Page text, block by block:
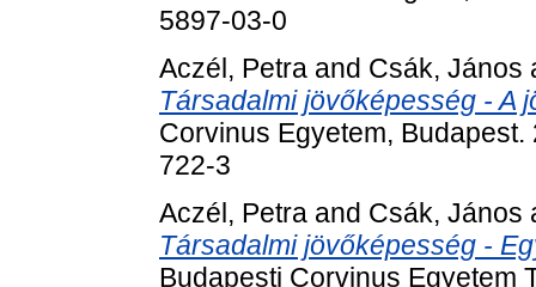
5897-03-0
Aczél, Petra and Csák, János
Társadalmi jövőképesség - A
Corvinus Egyetem,
722-3
Aczél, Petra and Csák, János
Társadalmi jövőképesség -
Budapesti Corvinus Egyetem